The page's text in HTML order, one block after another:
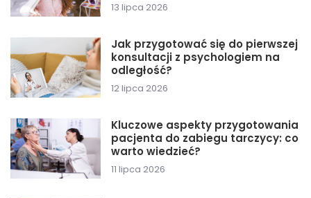
13 lipca 2026
Jak przygotować się do pierwszej
konsultacji z psychologiem na
odległość?
12 lipca 2026
Kluczowe aspekty przygotowania
pacjenta do zabiegu tarczycy: co
warto wiedzieć?
11 lipca 2026